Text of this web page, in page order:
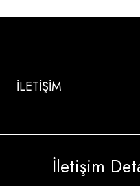
İLETİŞİM
İletişim